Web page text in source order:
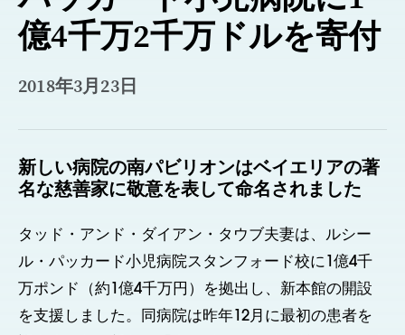
億4千万2千万ドルを寄付
2018年3月23日
新しい病院の南パビリオンはベイエリアの著
名な慈善家に敬意を表して命名されました
タッド・アンド・ダイアン・タウブ夫妻は、ルシー
ル・パッカード小児病院スタンフォード校に1億4千
万ポンド（約1億4千万円）を拠出し、新本館の開設
を支援しました。同病院は昨年12月に最初の患者を